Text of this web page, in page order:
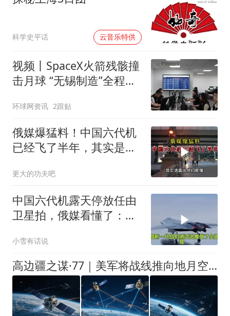
科学史平话 云音乐特供 00:00
视频丨SpaceX火箭残骸撞
击月球 “无锡制造”全程记
环球网资讯 2跟贴
俄媒爆猛料！中国六代机
已经飞了半年，其实是故
更大的功夫吧
中国六代机露天停放任由
卫星拍，俄媒看懂了：这
小雪有话说
高边疆之谋·77｜美军将战线推向地月空间，太空战迎来底层变革